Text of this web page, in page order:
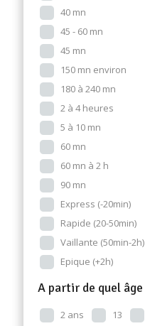
40 mn
45 - 60 mn
45 mn
150 mn environ
180 à 240 mn
2 à 4 heures
5 à 10 mn
60 mn
60 mn à 2 h
90 mn
Express (-20min)
Rapide (20-50min)
Vaillante (50min-2h)
Epique (+2h)
A partir de quel âge
2 ans 13